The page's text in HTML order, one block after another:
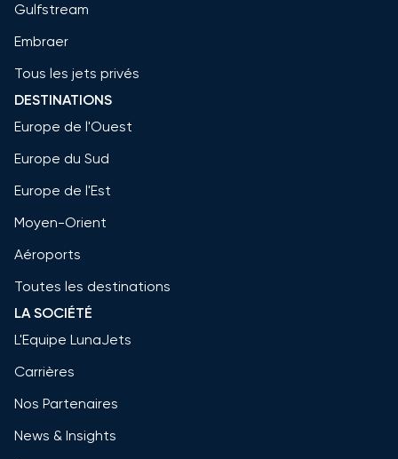
Gulfstream
Embraer
Tous les jets privés
DESTINATIONS
Europe de l'Ouest
Europe du Sud
Europe de l'Est
Moyen-Orient
Aéroports
Toutes les destinations
LA SOCIÉTÉ
L'Equipe LunaJets
Carrières
Nos Partenaires
News & Insights